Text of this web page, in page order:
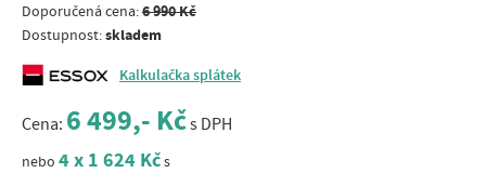
Doporučená cena:6 990 Kč
Dostupnost:skladem
Kalkulačka splátek
Cena: 6 499,- Kčs DPH
nebo 4 x 1 624 Kčs